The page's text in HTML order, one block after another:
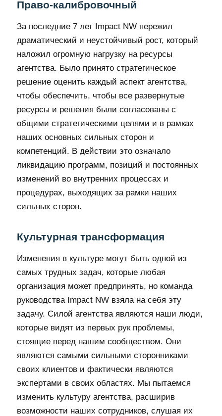
Право-калибровочный
За последние 7 лет Impact NW пережил
драматический и неустойчивый рост, который
наложил огромную нагрузку на ресурсы
агентства. Было принято стратегическое
решение оценить каждый аспект агентства,
чтобы обеспечить, чтобы все развернутые
ресурсы и решения были согласованы с
общими стратегическими целями и в рамках
наших основных сильных сторон и
компетенций. В действии это означало
ликвидацию программ, позиций и постоянных
изменений во внутренних процессах и
процедурах, выходящих за рамки наших
сильных сторон.
Культурная трансформация
Изменения в культуре могут быть одной из
самых трудных задач, которые любая
организация может предпринять, но команда
руководства Impact NW взяла на себя эту
задачу. Силой агентства являются наши люди,
которые видят из первых рук проблемы,
стоящие перед нашим сообществом. Они
являются самыми сильными сторонниками
своих клиентов и фактически являются
экспертами в своих областях. Мы пытаемся
изменить культуру агентства, расширив
возможности наших сотрудников, слушая их